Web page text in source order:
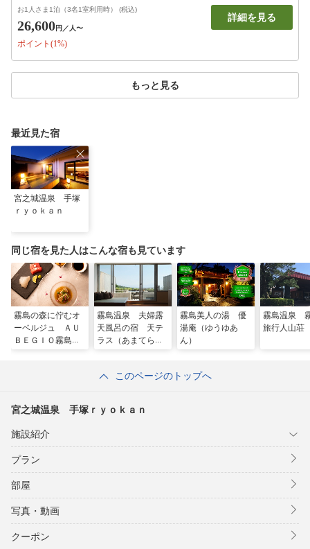
お1人さま1泊（3名1室利用時） (税込)
26,600円 ／人〜
ポイント(1%)
詳細を見る
もっと見る
最近見た宿
宮之城温泉 手塚
ｒｙｏｋａｎ
同じ宿を見た人はこんな宿も見ています
霧島の森に佇むオ
ーベルジュ ＡＵ
ＢＥＧＩＯ霧島観
霧島温泉 夫婦露
天風呂の宿 天テ
ラス（あまてら
霧島美人の湯 優
湯庵（ゆうゆあ
ん）
霧島温泉
旅行人山荘
このページのトップへ
宮之城温泉 手塚ｒｙｏｋａｎ
施設紹介
プラン
部屋
写真・動画
クーポン